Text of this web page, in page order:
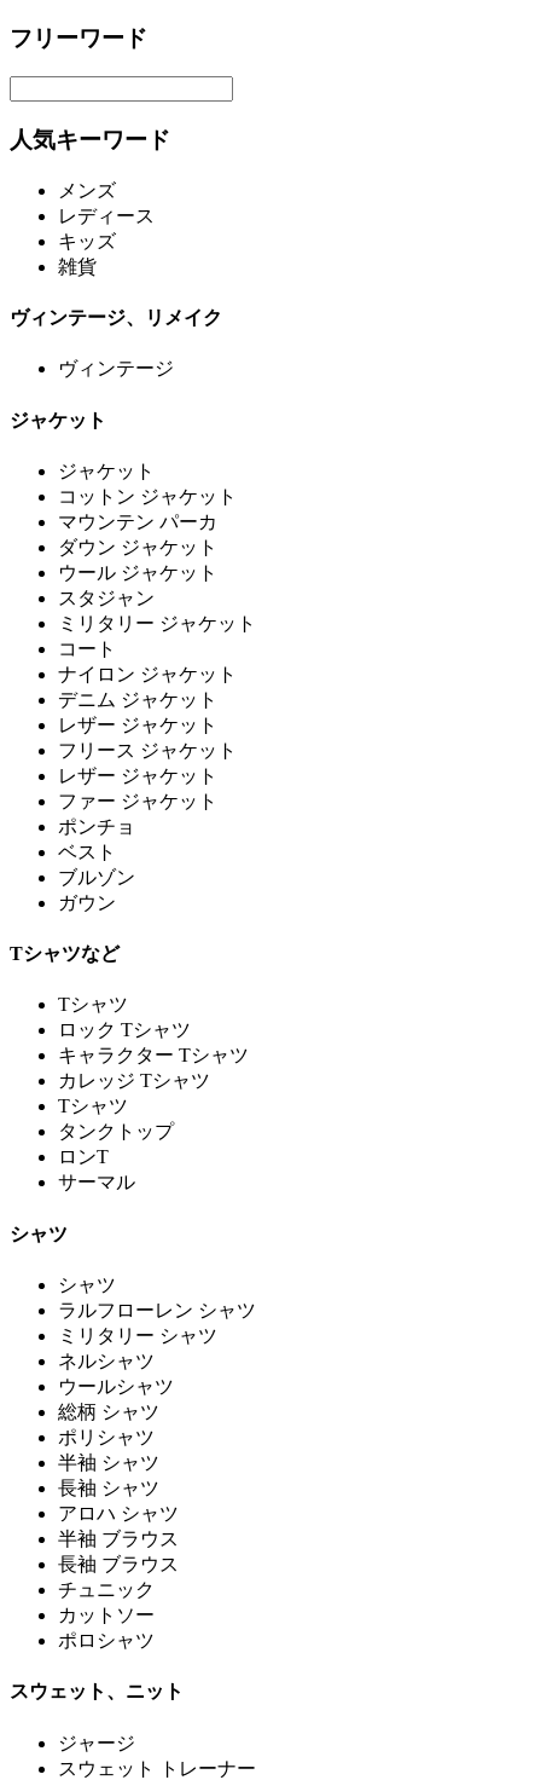
フリーワード
人気キーワード
メンズ
レディース
キッズ
雑貨
ヴィンテージ、リメイク
ヴィンテージ
ジャケット
ジャケット
コットン ジャケット
マウンテン パーカ
ダウン ジャケット
ウール ジャケット
スタジャン
ミリタリー ジャケット
コート
ナイロン ジャケット
デニム ジャケット
レザー ジャケット
フリース ジャケット
レザー ジャケット
ファー ジャケット
ポンチョ
ベスト
ブルゾン
ガウン
Tシャツなど
Tシャツ
ロック Tシャツ
キャラクター Tシャツ
カレッジ Tシャツ
Tシャツ
タンクトップ
ロンT
サーマル
シャツ
シャツ
ラルフローレン シャツ
ミリタリー シャツ
ネルシャツ
ウールシャツ
総柄 シャツ
ポリシャツ
半袖 シャツ
長袖 シャツ
アロハ シャツ
半袖 ブラウス
長袖 ブラウス
チュニック
カットソー
ポロシャツ
スウェット、ニット
ジャージ
スウェット トレーナー